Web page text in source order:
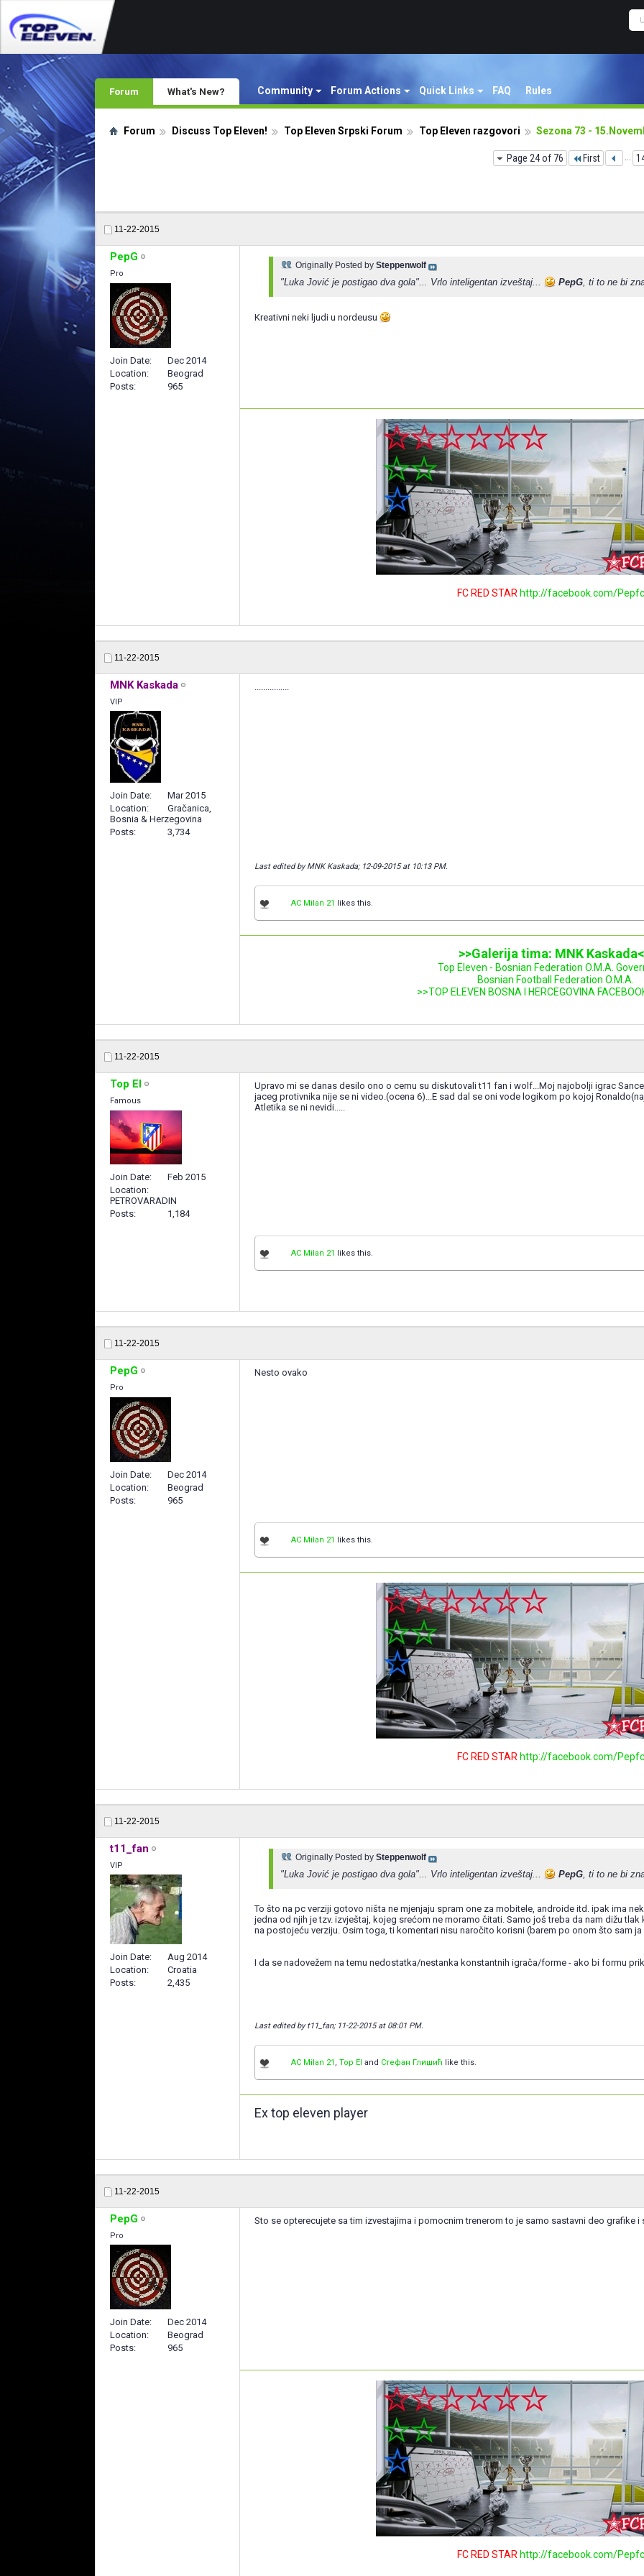
Forum Community Forum Actions Quick Links FAQ Rules
What's New?
Forum Discuss Top Eleven! Top Eleven Srpski Forum Top Eleven razgovori Sezona 73 -
Page 24 of 76 First ...
11-22-2015
PepG
Pro
Join Date
Dec 2014
Location
Beograd
Posts
965
Originally Posted by Steppenwolf
"Luka Jović je postigao dva gola"... Vrlo inteligentan izveštaj... PepG, ti to ne bi
Kreativni neki ljudi u nordeusu
FC RED STAR http://facebook.com/
11-22-2015
MNK Kaskada
VIP
Join Date
Mar 2015
Location
Gračanica,
Bosnia & Herzegovina
Posts
3,734
Last edited by MNK Kaskada; 12-09-2015 at 10:13 PM.
AC Milan 21 likes this.
>>Galerija tima: MNK
Top Eleven - Bosnian Federation O.M.A.
Bosnian Football Federation O.M.A.
>>TOP ELEVEN BOSNA I HERCEGOVINA
11-22-2015
Top El
Famous
Join Date
Feb 2015
Location
PETROVARADIN
Posts
1,184
Upravo mi se danas desilo ono o cemu su diskutovali t11 fan i wolf...Moj najobolji igrac
jaceg protivnika nije se ni video.(ocena 6)...E sad dal se oni vode logikom po kojoj
Atletika se ni nevidi.....
AC Milan 21 likes this.
11-22-2015
PepG
Pro
Join Date
Dec 2014
Location
Beograd
Posts
965
Nesto ovako
AC Milan 21 likes this.
FC RED STAR http://facebook.com/
11-22-2015
t11_fan
VIP
Join Date
Aug 2014
Location
Croatia
Posts
2,435
Originally Posted by Steppenwolf
"Luka Jović je postigao dva gola"... Vrlo inteligentan izveštaj... PepG , ti to ne bi
To što na pc verziji gotovo ništa ne mjenjaju spram one za mobitele, androide itd. ipak ima
jedna od njih je tzv. izvještaj, kojeg srećom ne moramo čitati. Samo još treba da nam dižu
na postojeću verziju. Osim toga, ti komentari nisu naročito korisni (barem po onom što sam
I da se nadovežem na temu nedostatka/nestanka konstantnih igrača/forme - ako bi formu
Last edited by t11_fan; 11-22-2015 at 08:01 PM.
AC Milan 21 , Top El and Стефан Глишић like this.
Ex top eleven player
11-22-2015
PepG
Pro
Join Date
Dec 2014
Location
Beograd
Posts
965
Sto se opterecujete sa tim izvestajima i pomocnim trenerom to je samo sastavni deo grafike
FC RED STAR http://facebook.com/